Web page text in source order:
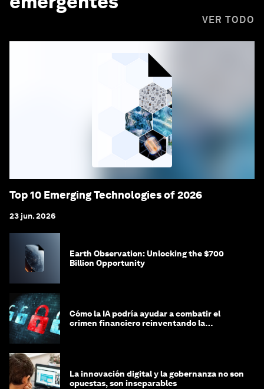
VER TODO
Top 10 Emerging Technologies of 2026
23 jun. 2026
Earth Observation: Unlocking the $700
Billion Opportunity
Cómo la IA podría ayudar a combatir el
crimen financiero reinventando la
La innovación digital y la gobernanza no son
opuestas, son inseparables